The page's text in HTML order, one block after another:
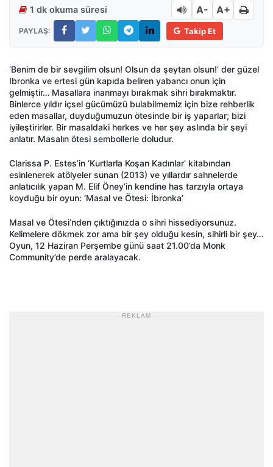
1 dk okuma süresi A- A+
PAYLAŞ: Takip Et
‘Benim de bir sevgilim olsun! Olsun da şeytan olsun!’ der güzel
Ibronka ve ertesi gün kapıda beliren yabancı onun için
gelmiştir… Masallara inanmayı bırakmak sihri bırakmaktır.
Binlerce yıldır içsel gücümüzü bulabilmemiz için bize rehberlik
eden masallar, duyduğumuzun ötesinde bir iş yaparlar; bizi
iyileştirirler. Bir masaldaki herkes ve her şey aslında bir şeyi
anlatır. Masalın ötesi sembollerle doludur.
Clarissa P. Estes’in ‘Kurtlarla Koşan Kadınlar’ kitabından
esinlenerek atölyeler sunan (2013) ve yıllardır sahnelerde
anlatıcılık yapan M. Elif Öney’in kendine has tarzıyla ortaya
koyduğu bir oyun: ‘Masal ve Ötesi: İbronka’
Masal ve Ötesi’nden çıktığınızda o sihri hissediyorsunuz.
Kelimelere dökmek zor ama bir şey olduğu kesin, sihirli bir şey…
Oyun, 12 Haziran Perşembe günü saat 21.00’da Monk
Community’de perde aralayacak.
- REKLAM -